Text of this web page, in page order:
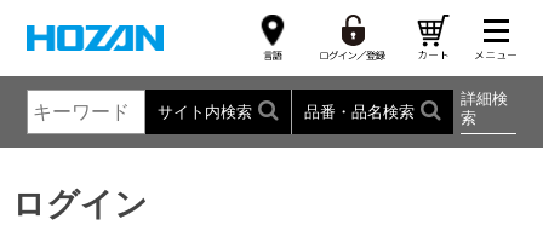
サイト内検索 品番・品名検索
詳細検
索
ログイン